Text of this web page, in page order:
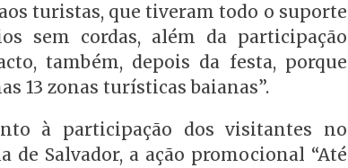
turistas, que tiveram todo o suporte
sem cordas, além da participação
também, depois da festa, porque
13 zonas turísticas baianas”.
à participação dos visitantes no
de Salvador, a ação promocional “Até